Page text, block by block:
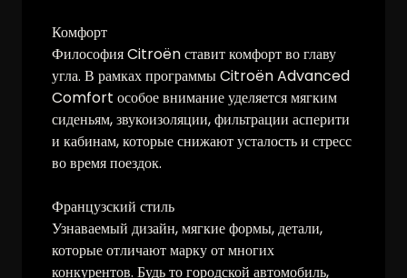
Комфорт
Философия Citroën ставит комфорт во главу
угла. В рамках программы Citroën Advanced
Comfort особое внимание уделяется мягким
сиденьям, звукоизоляции, фильтрации асперити
и кабинам, которые снижают усталость и стресс
во время поездок.
Французский стиль
Узнаваемый дизайн, мягкие формы, детали,
которые отличают марку от многих
конкурентов. Будь то городской автомобиль,